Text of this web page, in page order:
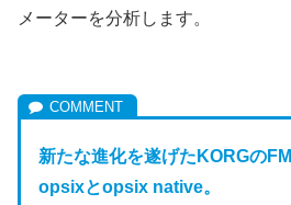
メーターを分析します。
新たな進化を遂げたKORGのFM
opsixとopsix native。